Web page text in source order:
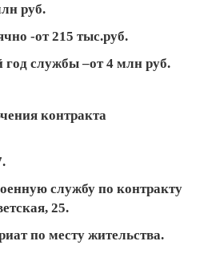
руб.
-от 215 тыс.руб.
службы –от 4 млн руб.
контракта
службу по контракту
25.
по месту жительства.